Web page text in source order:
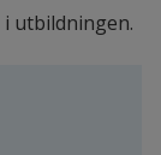
utbildningen.